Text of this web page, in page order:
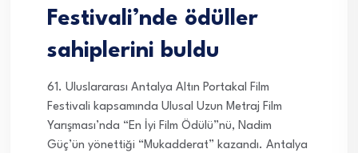
Festivali’nde ödüller
sahiplerini buldu
61. Uluslararası Antalya Altın Portakal Film
Festivali kapsamında Ulusal Uzun Metraj Film
Yarışması’nda “En İyi Film Ödülü”nü, Nadim
Güç’ün yönettiği “Mukadderat” kazandı. Antalya